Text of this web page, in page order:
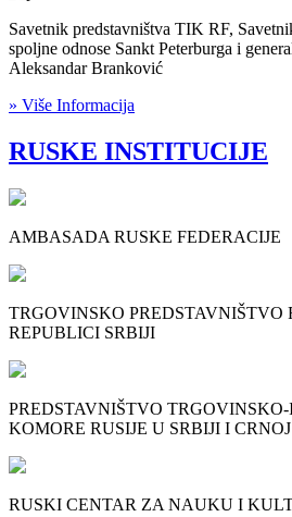
Savetnik predstavništva TIK RF,
spoljne odnose Sankt Peterburga i
Aleksandar Branković
» Više Informacija
RUSKE INSTITUCIJE
AMBASADA RUSKE FEDERACIJE
TRGOVINSKO PREDSTAVNIŠTVO
REPUBLICI SRBIJI
PREDSTAVNIŠTVO
KOMORE RUSIJE U SRBIJI I
RUSKI CENTAR ZA NAUKU I